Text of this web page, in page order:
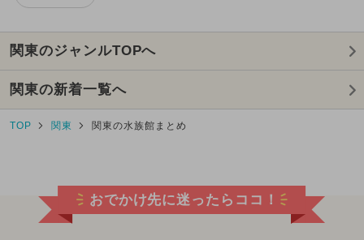
関東のジャンルTOPへ
関東の新着一覧へ
TOP 関東 関東の水族館まとめ
おでかけ先に迷ったらココ！